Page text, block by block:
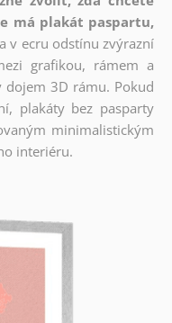
má plakát paspartu,
v ecru odstínu zvýrazní
grafikou, rámem a
3D rámu. Pokud
plakáty bez pasparty
minimalistickým
interiéru.